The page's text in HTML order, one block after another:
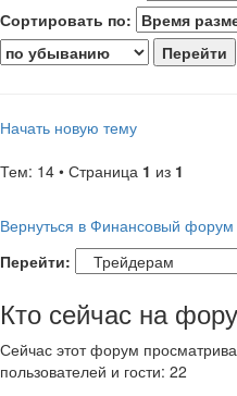
Сортировать по:
Начать новую тему
Тем: 14 • Страница 1 из 1
Вернуться в Финансовый форум
Перейти:
Кто сейчас на
Сейчас этот форум
пользователей и гости: 22